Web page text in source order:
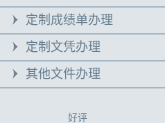
定制成绩单办理
定制文凭办理
其他文件办理
好评